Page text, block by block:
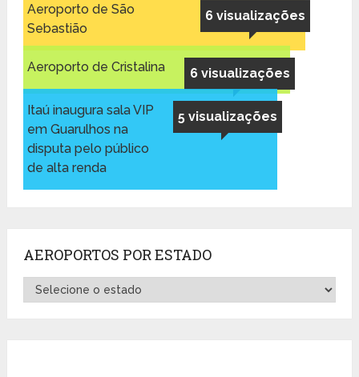
6 visualizações
Aeroporto de São
Sebastião
6 visualizações
Aeroporto de Cristalina
5 visualizações
Itaú inaugura sala VIP
em Guarulhos na
disputa pelo público
de alta renda
AEROPORTOS POR ESTADO
Aeroportos
por